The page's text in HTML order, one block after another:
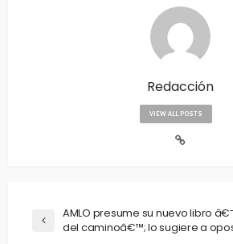
Redacción
VIEW ALL POSTS
AMLO presume su nuevo libro
del caminoâ€™; lo sugiere a